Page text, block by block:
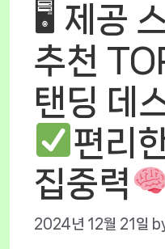
🖥 제공
추천
탠딩 데
편리
집중력
2024년 12월 21일